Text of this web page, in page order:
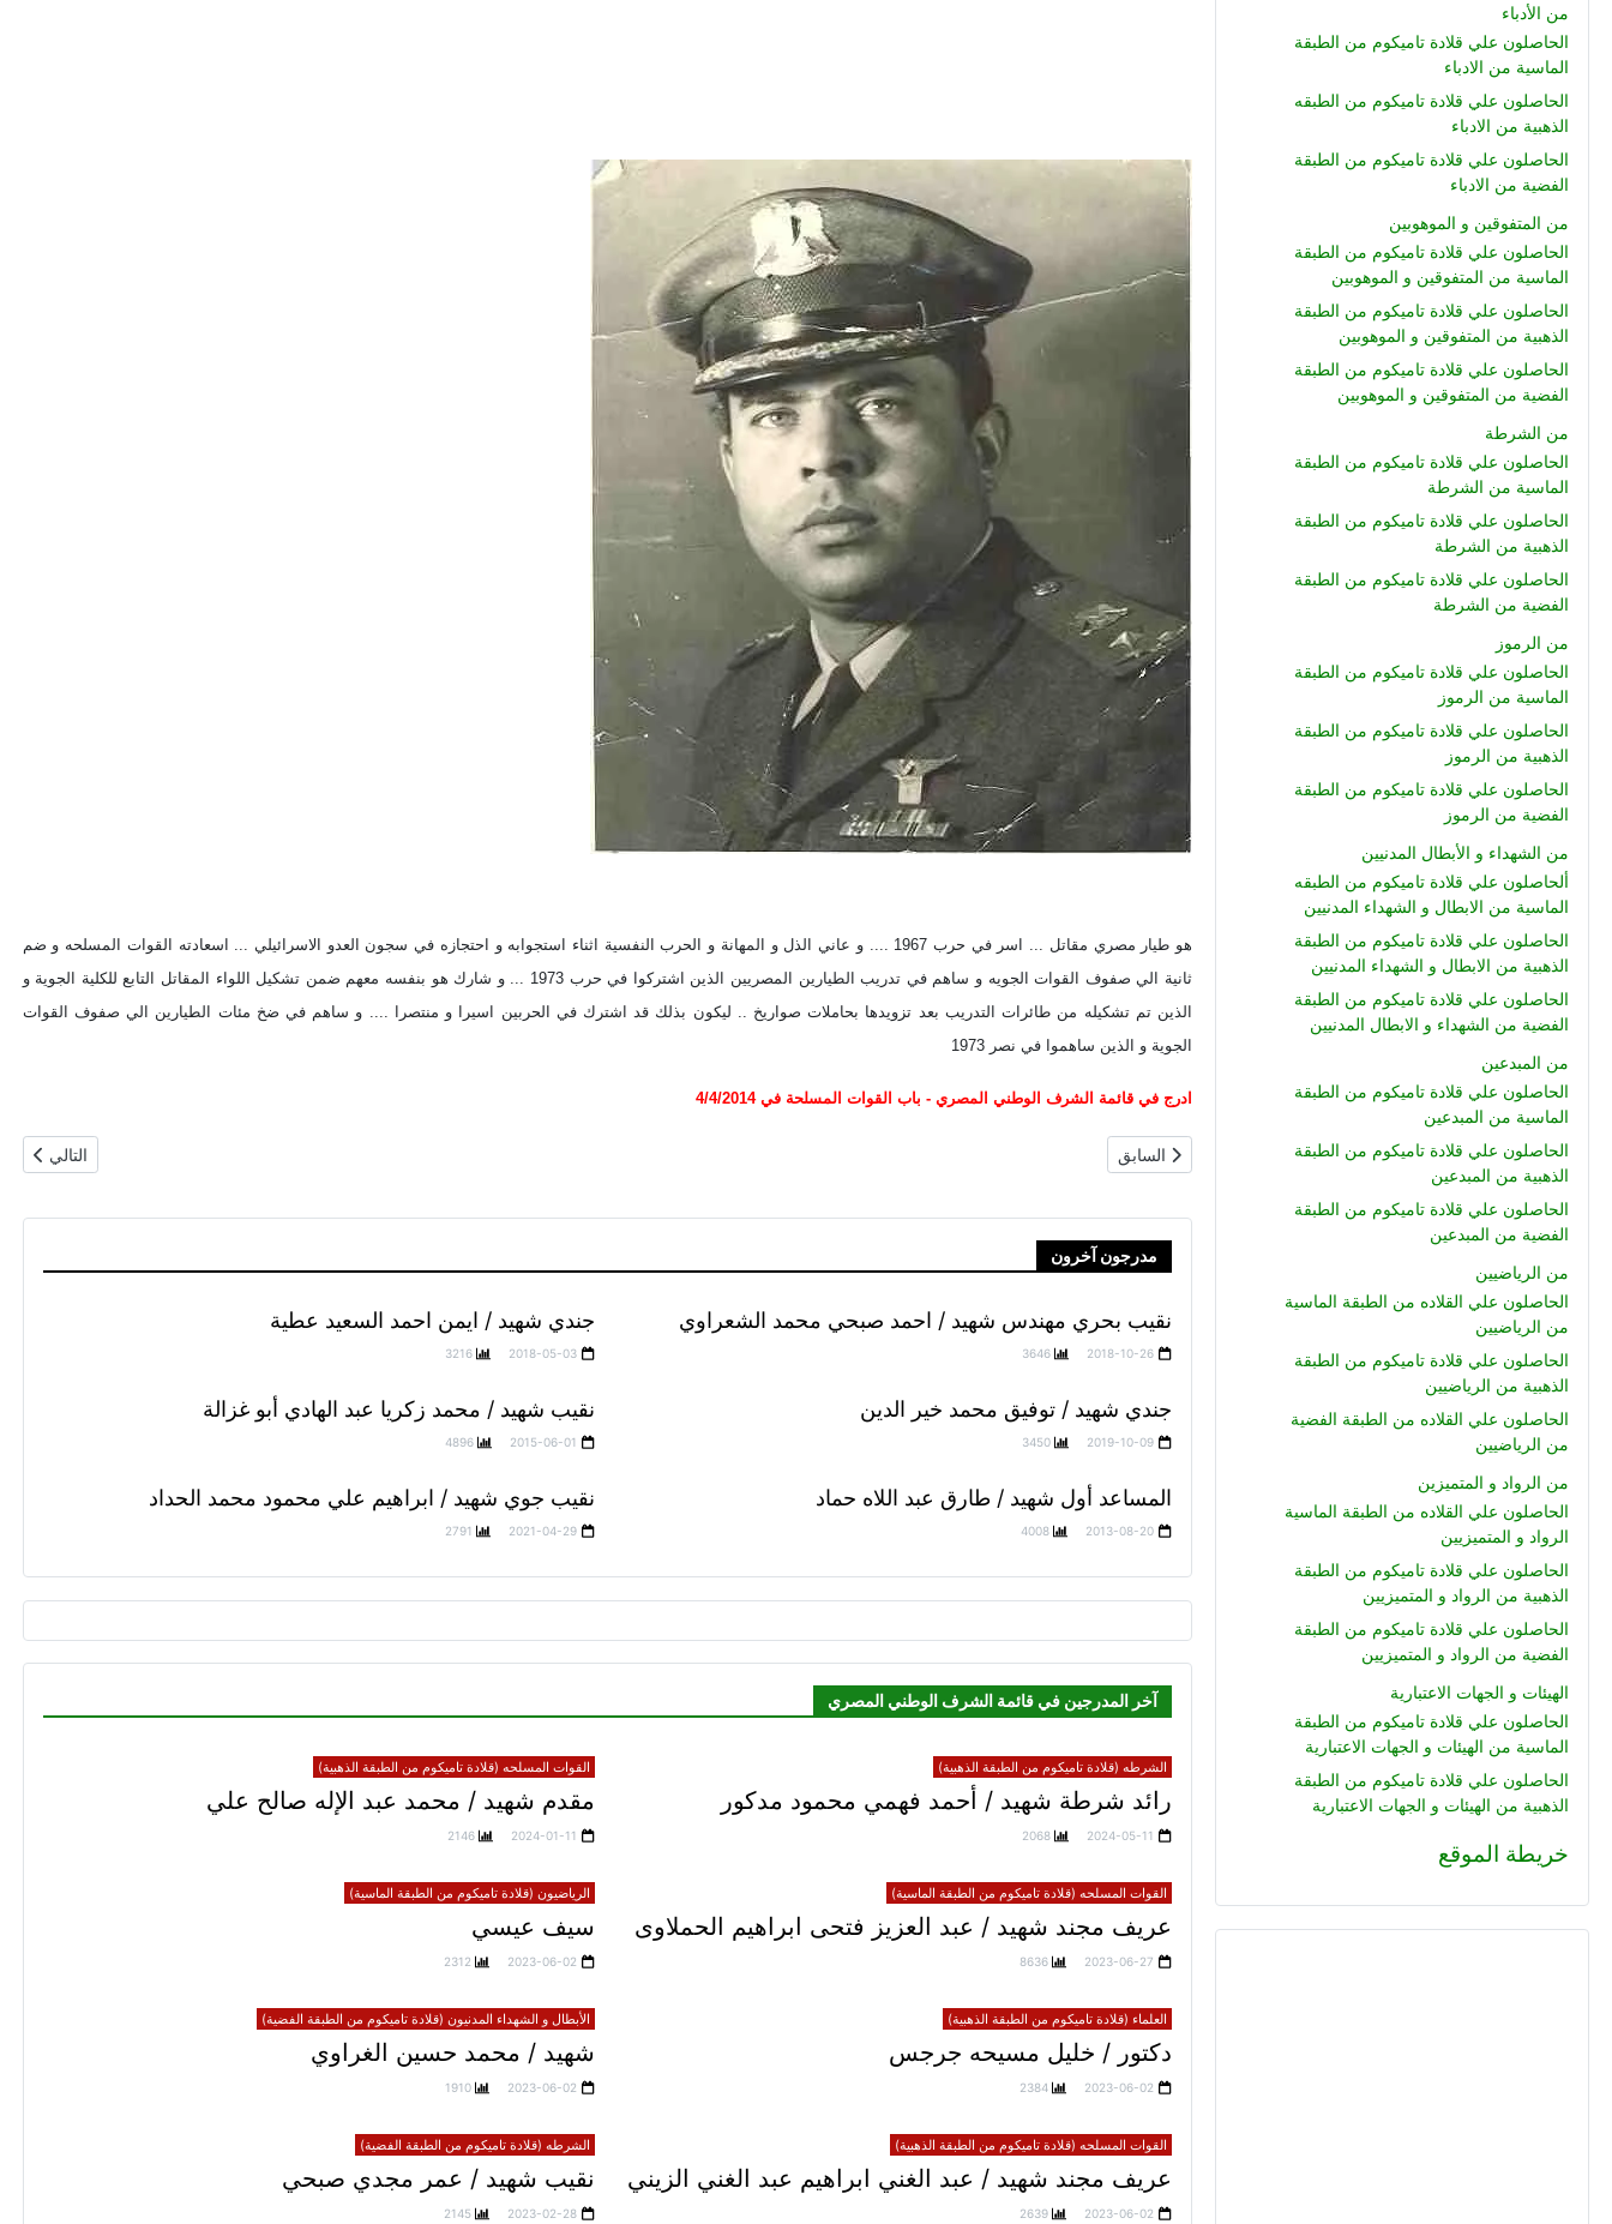
من الأدباء
الحاصلون علي قلادة تاميكوم من الطبقة
الماسية من الادباء
الحاصلون علي قلادة تاميكوم من الطبقه
الذهبية من الادباء
الحاصلون علي قلادة تاميكوم من الطبقة
الفضية من الادباء
من المتفوقين و الموهوبين
الحاصلون علي قلادة تاميكوم من الطبقة
الماسية من المتفوقين و الموهوبين
الحاصلون علي قلادة تاميكوم من الطبقة
الذهبية من المتفوقين و الموهوبين
الحاصلون علي قلادة تاميكوم من الطبقة
الفضية من المتفوقين و الموهوبين
من الشرطة
الحاصلون علي قلادة تاميكوم من الطبقة
الماسية من الشرطة
الحاصلون علي قلادة تاميكوم من الطبقة
الذهبية من الشرطة
الحاصلون علي قلادة تاميكوم من الطبقة
الفضية من الشرطة
من الرموز
الحاصلون علي قلادة تاميكوم من الطبقة
الماسية من الرموز
الحاصلون علي قلادة تاميكوم من الطبقة
الذهبية من الرموز
الحاصلون علي قلادة تاميكوم من الطبقة
الفضية من الرموز
من الشهداء و الأبطال المدنيين
ألحاصلون علي قلادة تاميكوم من الطبقه
الماسية من الابطال و الشهداء المدنيين
الحاصلون علي قلادة تاميكوم من الطبقة
الذهبية من الابطال و الشهداء المدنيين
الحاصلون علي قلادة تاميكوم من الطبقة
الفضية من الشهداء و الابطال المدنيين
من المبدعين
الحاصلون علي قلادة تاميكوم من الطبقة
الماسية من المبدعين
الحاصلون علي قلادة تاميكوم من الطبقة
الذهبية من المبدعين
الحاصلون علي قلادة تاميكوم من الطبقة
الفضية من المبدعين
من الرياضيين
الحاصلون علي القلاده من الطبقة الماسية
من الرياضيين
الحاصلون علي قلادة تاميكوم من الطبقة
الذهبية من الرياضيين
الحاصلون علي القلاده من الطبقة الفضية
من الرياضيين
من الرواد و المتميزين
الحاصلون علي القلاده من الطبقة الماسية
الرواد و المتميزيين
الحاصلون علي قلادة تاميكوم من الطبقة
الذهبية من الرواد و المتميزيين
الحاصلون علي قلادة تاميكوم من الطبقة
الفضية من الرواد و المتميزيين
الهيئات و الجهات الاعتبارية
الحاصلون علي قلادة تاميكوم من الطبقة
الماسية من الهيئات و الجهات الاعتبارية
الحاصلون علي قلادة تاميكوم من الطبقة
الذهبية من الهيئات و الجهات الاعتبارية
خريطة الموقع
هو طيار مصري مقاتل ... اسر في حرب 1967 .... و عاني الذل و المهانة و الحرب النفسية اثناء استجوابه و احتجازه في سجون العدو الاسرائيلي ... اسعادته القوات المسلحه و ضم
ثانية الي صفوف القوات الجويه و ساهم في تدريب الطيارين المصريين الذين اشتركوا في حرب 1973 ... و شارك هو بنفسه معهم ضمن تشكيل اللواء المقاتل التابع للكلية الجوية و
الذين تم تشكيله من طائرات التدريب بعد تزويدها بحاملات صواريخ .. ليكون بذلك قد اشترك في الحربين اسيرا و منتصرا .... و ساهم في ضخ مئات الطيارين الي صفوف القوات
الجوية و الذين ساهموا في نصر 1973
ادرج في قائمة الشرف الوطني المصري - باب القوات المسلحة في 4/4/2014
المقال السابق: نقيب طيار شهيد / غبريال دانيال قلادة
السابق المقال
التالي
مدرجون آخرون
نقيب بحري مهندس شهيد / احمد صبحي محمد الشعراوي
2018-10-26
3646
جندي شهيد / ايمن احمد السعيد عطية
2018-05-03
3216
جندي شهيد / توفيق محمد خير الدين
2019-10-09
3450
نقيب شهيد / محمد زكريا عبد الهادي أبو غزالة
2015-06-01
4896
المساعد أول شهيد / طارق عبد اللاه حماد
2013-08-20
4008
نقيب جوي شهيد / ابراهيم علي محمود محمد الحداد
2021-04-29
2791
آخر المدرجين في قائمة الشرف الوطني المصري
الشرطه (قلادة تاميكوم من الطبقة الذهبية)
رائد شرطة شهيد / أحمد فهمي محمود مدكور
2024-05-11
2068
القوات المسلحه (قلادة تاميكوم من الطبقة الذهبية)
مقدم شهيد / محمد عبد الإله صالح علي
2024-01-11
2146
القوات المسلحه (قلادة تاميكوم من الطبقة الماسية)
عريف مجند شهيد / عبد العزيز فتحى ابراهيم الحملاوى
2023-06-27
8636
الرياضيون (قلادة تاميكوم من الطبقة الماسية)
سيف عيسي
2023-06-02
2312
العلماء (قلادة تاميكوم من الطبقة الذهبية)
دكتور / خليل مسيحه جرجس
2023-06-02
2384
الأبطال و الشهداء المدنيون (قلادة تاميكوم من الطبقة الفضية)
شهيد / محمد حسين الغراوي
2023-06-02
1910
القوات المسلحه (قلادة تاميكوم من الطبقة الذهبية)
عريف مجند شهيد / عبد الغني ابراهيم عبد الغني الزيني
2023-06-02
2639
الشرطه (قلادة تاميكوم من الطبقة الفضية)
نقيب شهيد / عمر مجدي صبحي
2023-02-28
2145